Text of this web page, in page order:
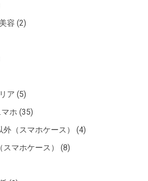
容 (2)
ア (5)
ホ (35)
（スマホケース）
(4)
マホケース）
(8)